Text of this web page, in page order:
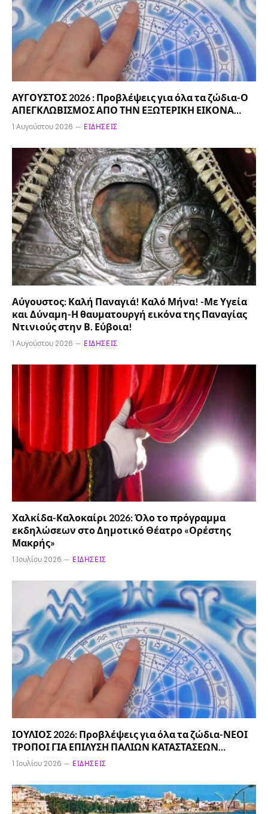
ΑΥΓΟΥΣΤΟΣ 2026 : Προβλέψεις για όλα τα ζώδια-Ο
ΑΠΕΓΚΛΩΒΙΣΜΟΣ ΑΠΟ ΤΗΝ ΕΞΩΤΕΡΙΚΗ ΕΙΚΟΝΑ…
1 Αυγούστου 2026 ΕΙΔΉΣΕΙΣ
Αύγουστος: Καλή Παναγιά! Καλό Μήνα! -Με Υγεία
και Δύναμη-Η θαυματουργή εικόνα της Παναγίας
Ντινιούς στην Β. Εύβοια!
1 Αυγούστου 2026 ΕΙΔΉΣΕΙΣ
Χαλκίδα-Καλοκαίρι 2026: Όλο το πρόγραμμα
εκδηλώσεων στο Δημοτικό Θέατρο «Ορέστης
Μακρής»
1 Ιουλίου 2026 ΕΙΔΉΣΕΙΣ
ΙΟΥΛΙΟΣ 2026: Προβλέψεις για όλα τα ζώδια-ΝΕΟΙ
ΤΡΟΠΟΙ ΓΙΑ ΕΠΙΛΥΣΗ ΠΑΛΙΩΝ ΚΑΤΑΣΤΑΣΕΩΝ…
1 Ιουλίου 2026 ΕΙΔΉΣΕΙΣ